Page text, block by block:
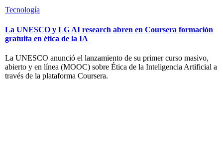
Tecnología
La UNESCO y LG AI research abren en Coursera formación
gratuita en ética de la IA
La UNESCO anunció el lanzamiento de su primer curso masivo,
abierto y en línea (MOOC) sobre Ética de la Inteligencia Artificial a
través de la plataforma Coursera.